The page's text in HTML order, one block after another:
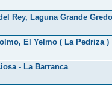
Rey, Laguna Grande
El Yelmo ( La Pedriza )
- La Barranca